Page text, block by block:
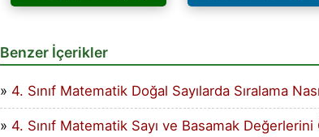
Benzer İçerikler
4. Sınıf Matematik Doğal Sayılarda Sıralama
4. Sınıf Matematik Sayı ve Basamak